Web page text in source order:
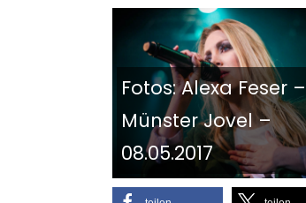
Fotos: Alexa Feser –
Münster Jovel –
08.05.2017